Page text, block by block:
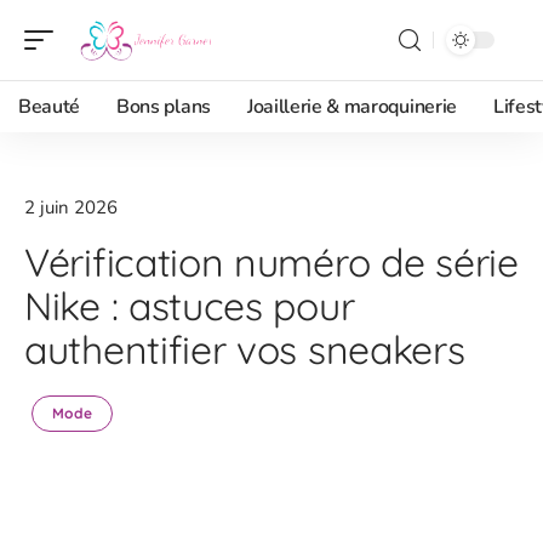
Beauté Bons plans Joaillerie & maroquinerie
2 juin 2026
Vérification numéro de série
Nike : astuces pour
authentifier vos sneakers
Mode